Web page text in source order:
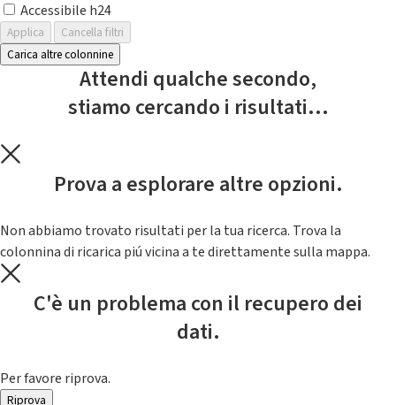
Accessibile h24
Applica
Cancella filtri
Carica altre colonnine
Attendi qualche secondo,
stiamo cercando i risultati...
Prova a esplorare altre opzioni.
Non abbiamo trovato risultati per la tua ricerca. Trova la
colonnina di ricarica piú vicina a te direttamente sulla mappa.
C'è un problema con il recupero dei
dati.
Per favore riprova.
Riprova